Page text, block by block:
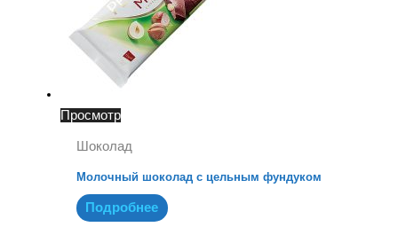
Просмотр
Шоколад
Молочный шоколад с цельным фундуком
Подробнее